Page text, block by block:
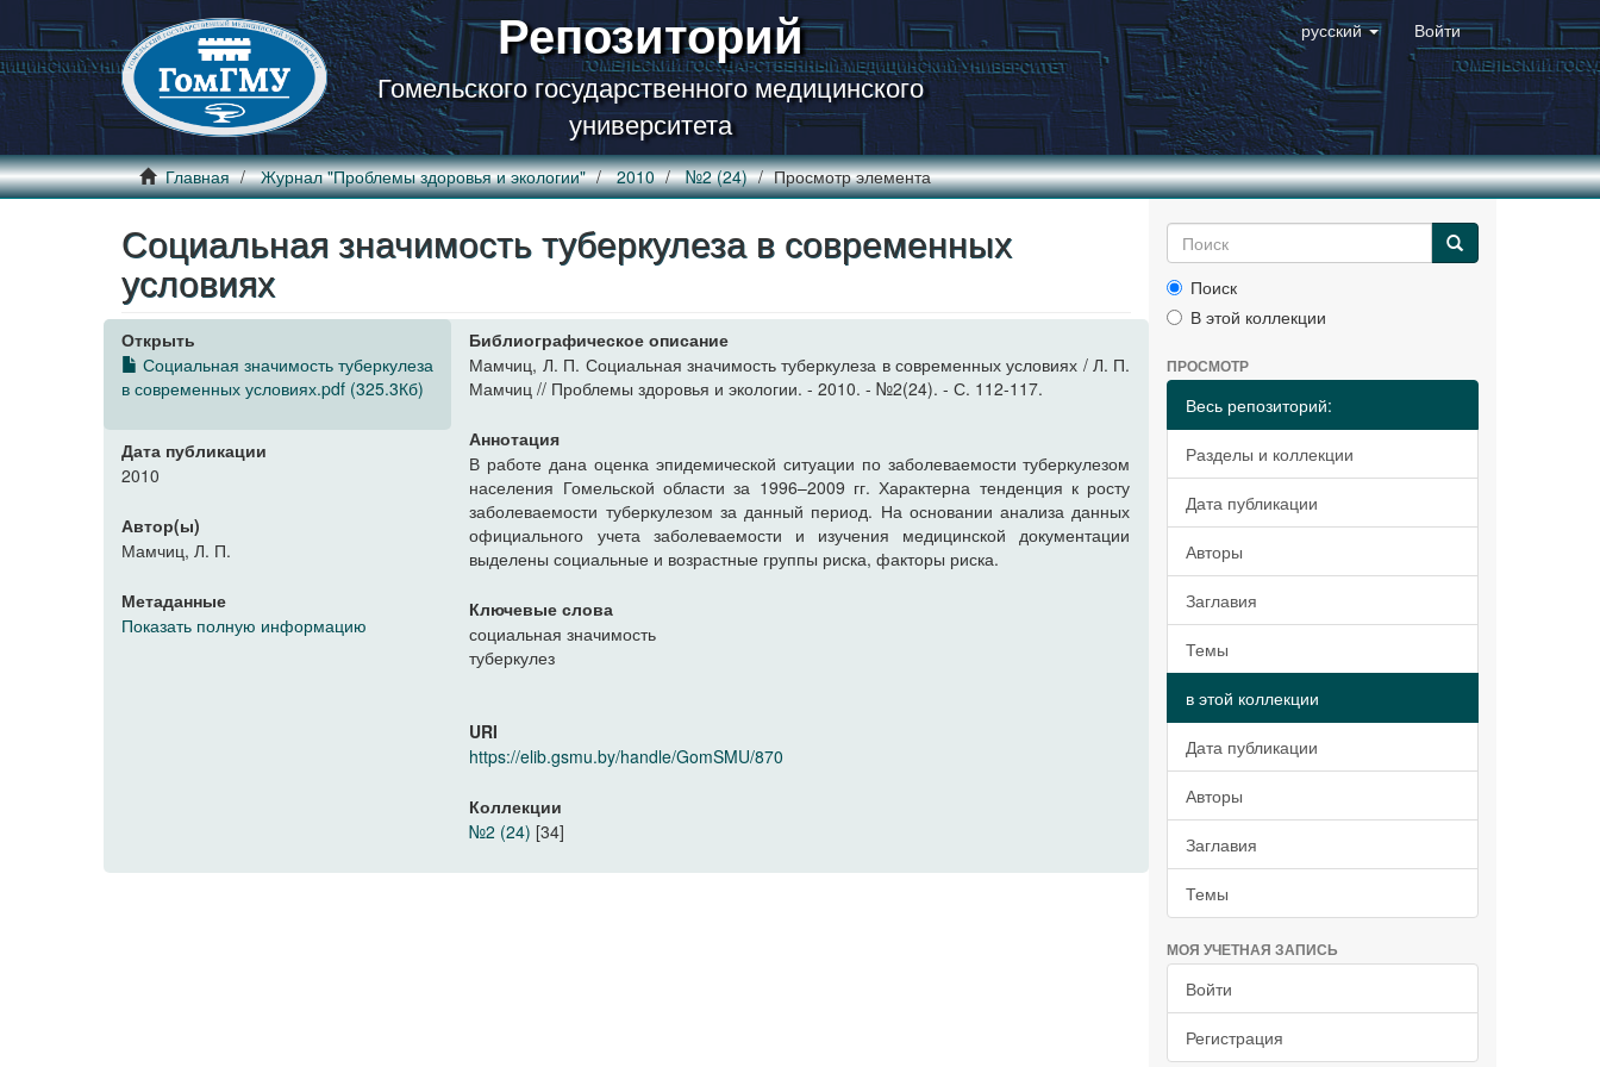
Репозиторий
Гомельского государственного медицинского
университета
русский Войти
Главная Журнал "Проблемы здоровья и экологии" 2010 №2 (24) Просмотр элемента
Социальная значимость туберкулеза в современных
условиях
Открыть
Социальная значимость туберкулеза
в современных условиях.pdf (325.3Кб)
Дата публикации
2010
Автор(ы)
Мамчиц, Л. П.
Метаданные
Показать полную информацию
Библиографическое описание
Мамчиц, Л. П. Социальная значимость туберкулеза в современных условиях / Л. П.
Мамчиц // Проблемы здоровья и экологии. - 2010. - №2(24). - С. 112-117.
Аннотация
В работе дана оценка эпидемической ситуации по заболеваемости туберкулезом
населения Гомельской области за 1996–2009 гг. Характерна тенденция к росту
заболеваемости туберкулезом за данный период. На основании анализа данных
официального учета заболеваемости и изучения медицинской документации
выделены социальные и возрастные группы риска, факторы риска.
Ключевые слова
социальная значимость
туберкулез
URI
https://elib.gsmu.by/handle/GomSMU/870
Коллекции
№2 (24) [34]
Поиск
В этой коллекции
ПРОСМОТР
Весь репозиторий:
Разделы и коллекции
Дата публикации
Авторы
Заглавия
Темы
в этой коллекции
Дата публикации
Авторы
Заглавия
Темы
МОЯ УЧЕТНАЯ ЗАПИСЬ
Войти
Регистрация